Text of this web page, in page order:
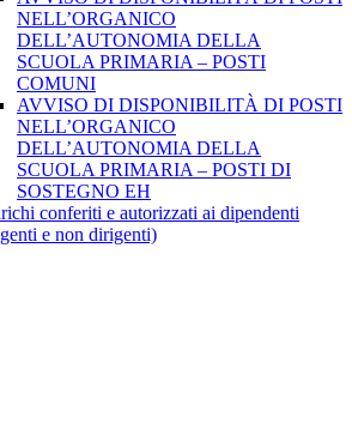
NELL’ORGANICO
DELL’AUTONOMIA DELLA
SCUOLA PRIMARIA – POSTI
COMUNI
AVVISO DI DISPONIBILITÀ DI POSTI
NELL’ORGANICO
DELL’AUTONOMIA DELLA
SCUOLA PRIMARIA – POSTI DI
SOSTEGNO EH
conferiti e autorizzati ai dipendenti
e non dirigenti)